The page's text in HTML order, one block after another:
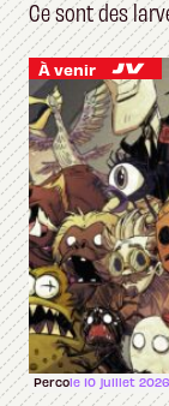
Ce sont des
À venir
Percole 10 juillet 2026